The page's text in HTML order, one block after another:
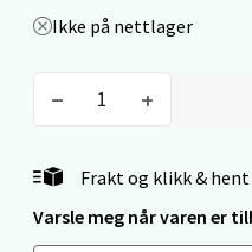
Ikke på nettlager
Frakt og klikk &
Varsle meg når varen er
Mandal - Alti
0 i butikk